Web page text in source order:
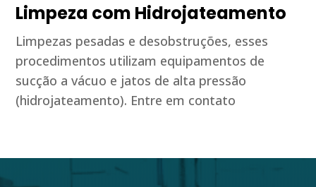
Limpeza com Hidrojateamento
Limpezas pesadas e desobstruções, esses
procedimentos utilizam equipamentos de
sucção a vácuo e jatos de alta pressão
(hidrojateamento). Entre em contato